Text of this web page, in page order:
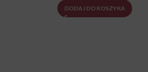
DODAJ DO KOSZYKA